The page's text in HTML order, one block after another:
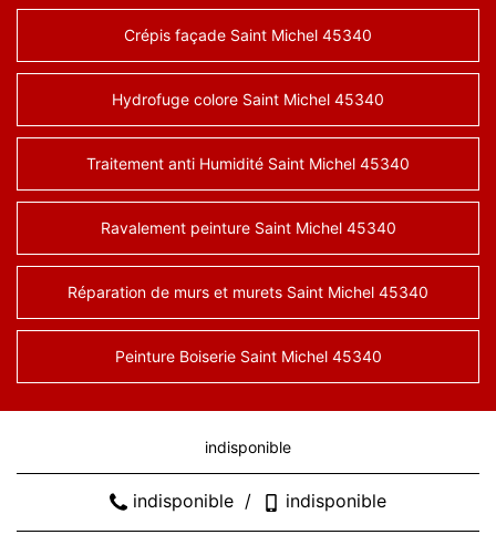
Crépis façade Saint Michel 45340
Hydrofuge colore Saint Michel 45340
Traitement anti Humidité Saint Michel 45340
Ravalement peinture Saint Michel 45340
Réparation de murs et murets Saint Michel 45340
Peinture Boiserie Saint Michel 45340
indisponible
indisponible / indisponible